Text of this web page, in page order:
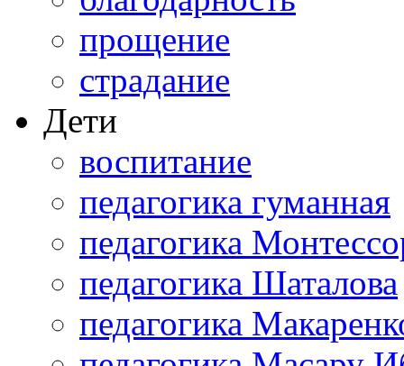
прощение
страдание
Дети
воспитание
педагогика гуманная
педагогика
педагогика Шаталова
педагогика